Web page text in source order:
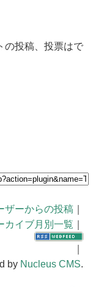
の投稿、投票はで
ザーからの投稿
カイブ月別一覧
by Nucleus CMS.